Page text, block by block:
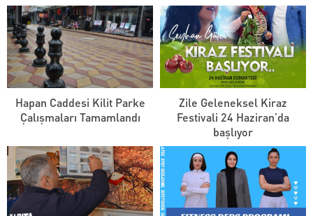
Hapan Caddesi Kilit Parke
Çalışmaları Tamamlandı
Zile Geleneksel Kiraz
Festivali 24 Haziran’da
başlıyor